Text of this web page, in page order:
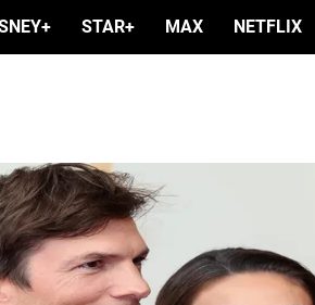
STAR+ MAX NETFLIX